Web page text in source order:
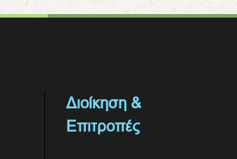
Διοίκηση &
Επιτροπές